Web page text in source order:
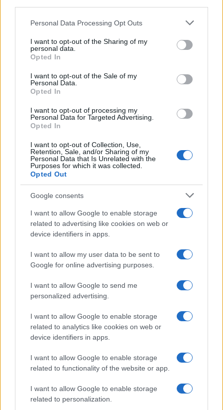
Please note that this website/app uses one or more Google
not limited to your visit or usage behaviour. You may click to
grant or deny consent to Google and its third-party tags to
use your data for below specified purposes in below Google
consent section.
Personal Data Processing Opt Outs
I want to opt-out of the Sharing of my
personal data.
Opted In
I want to opt-out of the Sale of my
Personal Data.
Opted In
I want to opt-out of processing my
Personal Data for Targeted Advertising.
Opted In
I want to opt-out of Collection, Use,
Retention, Sale, and/or Sharing of my
Personal Data that Is Unrelated with the
Purposes for which it was collected.
Opted Out
Google consents
I want to allow Google to enable storage
related to advertising like cookies on web or
device identifiers in apps.
I want to allow my user data to be sent to
Google for online advertising purposes.
I want to allow Google to send me
personalized advertising.
I want to allow Google to enable storage
related to analytics like cookies on web or
device identifiers in apps.
I want to allow Google to enable storage
related to functionality of the website or app.
I want to allow Google to enable storage
related to personalization.
TEMI: Ciro Grillo
Notizie Tempio Pausania
Processo Stupro
Processo Violenza Sessuale
Inviaci le tue segnalazioni,
Su WhatsApp al numero +39
345 356 7512
Entra nel canale telegram di
GalluraOggi.it
Ricevi le nostre ultime news
Condividi l'articolo
F
a
ce
b
o
o
k
T
w
it
te
r
Pi
n
te
re
st
W
h
at
s
A
p
p
h
a
re
Articolo precedente
NOTIZIE RECENTI